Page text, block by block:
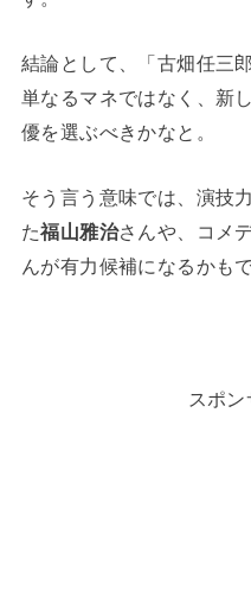
結論として、「古畑任三
単なるマネではなく、新
優を選ぶべきかなと。
そう言う意味では、演技
た福山雅治さんや、コメ
んが有力候補になるかもで
スポン